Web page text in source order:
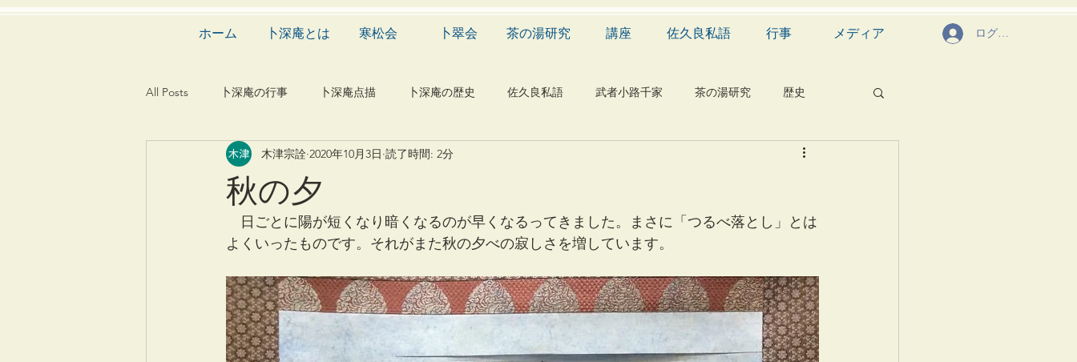
ホーム 卜深庵とは 寒松会 卜翠会 茶の湯研究 講座 佐久良私語 行事 メディア ログイン
All Posts 卜深庵の行事 卜深庵点描 卜深庵の歴史 佐久良私語 武者小路千家 茶の湯研究 歴史
漢詩 俳諧 文学 有職 民俗 食文化
建築 造園 動物 植物 自然科学 音楽 メディア blog 芸能 茶道具
秋の夕
木津宗詮 2020年10月3日 読了時間: 2分
日ごとに陽が短くなり暗くなるのが早くなるってきました。まさに「つるべ落とし」とは
よくいったものです。それがまた秋の夕べの寂しさを増しています。